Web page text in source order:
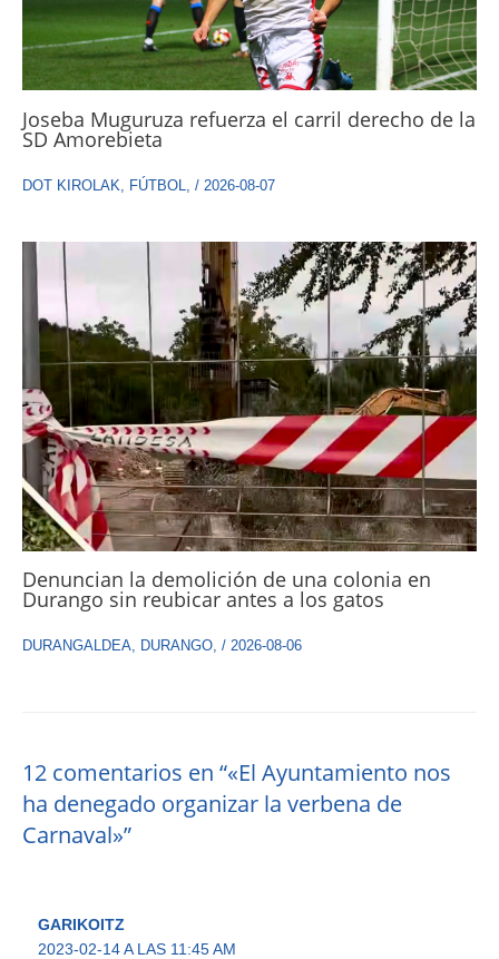
Joseba Muguruza refuerza el carril derecho de la
SD Amorebieta
DOT KIROLAK FÚTBOL / 2026-08-07
Denuncian la demolición de una colonia en
Durango sin reubicar antes a los gatos
DURANGALDEA, DURANGO, / 2026-08-06
12 comentarios en “«El Ayuntamiento nos
ha denegado organizar la verbena de
Carnaval»”
GARIKOITZ
2023-02-14 A LAS 11:45 AM